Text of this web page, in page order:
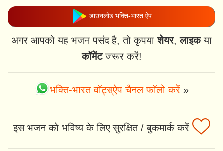
डाउनलोड भक्ति-भारत ऐप
अगर आपको यह भजन पसंद है, तो कृपयाशेयर,लाइकया
कॉमेंटजरूर करें!
भक्ति-भारत वॉट्स्ऐप चैनल फॉलो करें»
इस भजन को भविष्य के लिए सुरक्षित / बुकमार्क करें